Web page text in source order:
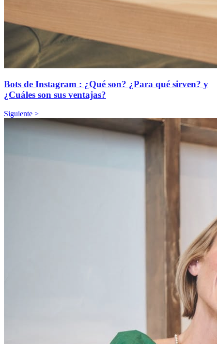
Bots de Instagram : ¿Qué son? ¿Para qué sirven? y
¿Cuáles son sus ventajas?
Siguiente >